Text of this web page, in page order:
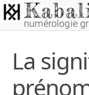
numérologie
La